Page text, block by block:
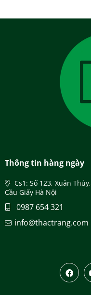
Thông tin hàng ngày
Cs1: Số 123, Xuân Thủy,
Cầu Giấy Hà Nội
0987 654 321
info@thactrang.com